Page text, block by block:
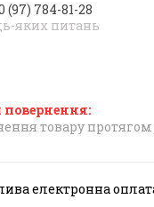
(97) 784-81-28
яких питань
товару протягом